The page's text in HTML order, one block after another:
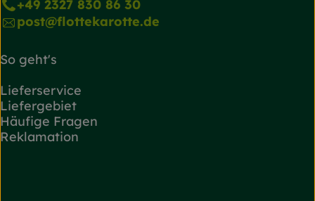
+49 2327 830 86 30
post@flottekarotte.de
So geht's
Lieferservice
Liefergebiet
Häufige Fragen
Reklamation